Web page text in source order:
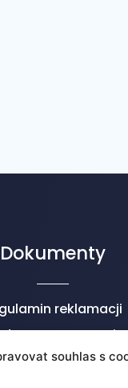
souhlas s
Dokumenty
reklamacji
osobowych